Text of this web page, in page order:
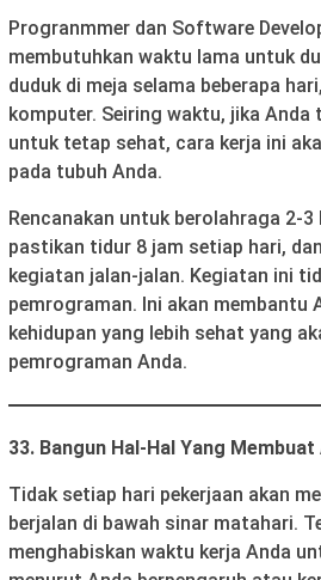
Progranmmer dan Software
membutuhkan waktu lama untuk
duduk di meja selama beberapa
komputer. Seiring waktu, jika Anda
untuk tetap sehat, cara kerja ini
pada tubuh Anda.
Rencanakan untuk berolahraga 2-
pastikan tidur 8 jam setiap hari,
kegiatan jalan-jalan. Kegiatan ini
pemrograman. Ini akan membantu
kehidupan yang lebih sehat yang
pemrograman Anda.
33. Bangun Hal-Hal Yang
Tidak setiap hari pekerjaan akan
berjalan di bawah sinar matahari.
menghabiskan waktu kerja Anda